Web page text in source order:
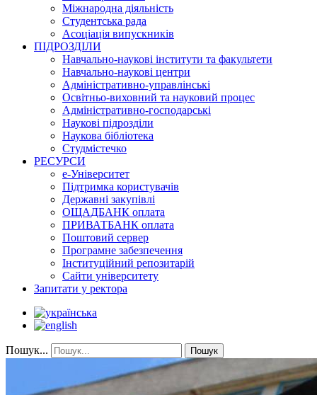
Міжнародна діяльність
Студентська рада
Асоціація випускників
ПІДРОЗДІЛИ
Навчально-наукові інститути та факультети
Навчально-наукові центри
Адміністративно-управлінські
Освітньо-виховний та науковий процес
Адміністративно-господарські
Наукові підрозділи
Наукова бібліотека
Студмістечко
РЕСУРСИ
е-Університет
Підтримка користувачів
Державні закупівлі
ОЩАДБАНК оплата
ПРИВАТБАНК оплата
Поштовий сервер
Програмне забезпечення
Інституційний репозитарій
Сайти університету
Запитати у ректора
Пошук... Пошук